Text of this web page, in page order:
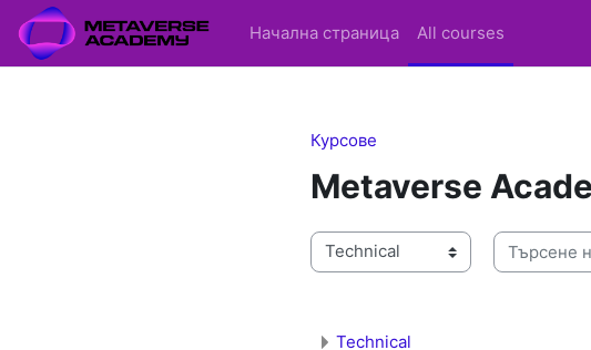
Прескочи на основното съдържание
Начална страница
All courses
Курсове
Metaverse
Категории курсове
Търсене на
Technical